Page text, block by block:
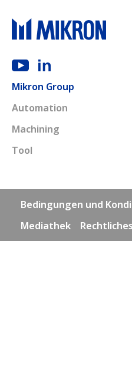
Mikron Group
Automation
Machining
Tool
Footer links
Bedingungen und
Mediathek
Rechtliches